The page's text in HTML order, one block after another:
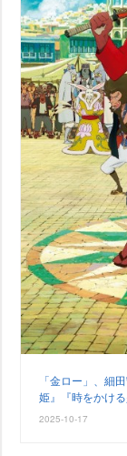
「金ロー」、細
姫』『時をかけ
2025-10-17